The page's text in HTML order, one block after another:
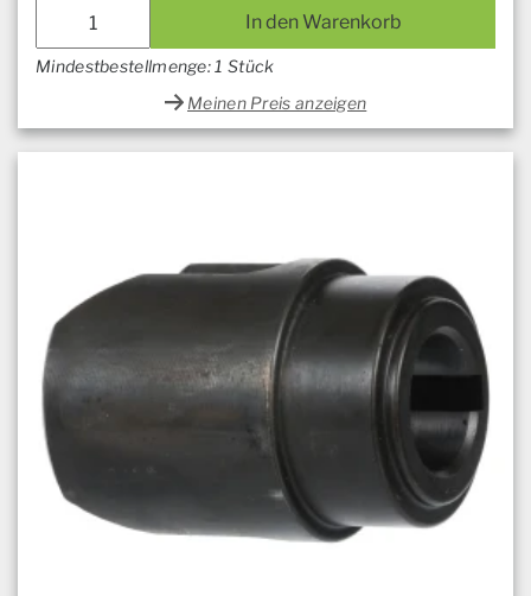
In den Warenkorb
Mindestbestellmenge: 1 Stück
Meinen Preis anzeigen